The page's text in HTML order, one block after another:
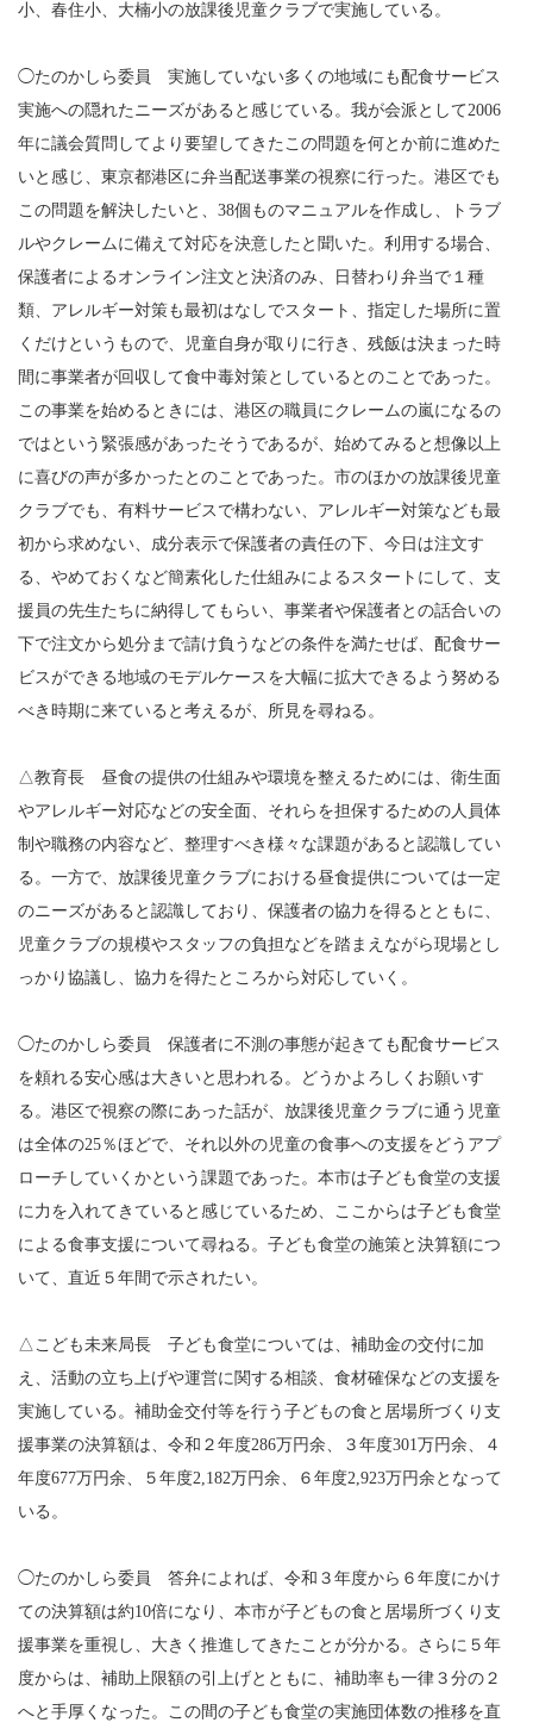
小、春住小、大楠小の放課後児童クラブで実施している。
◯たのかしら委員 実施していない多くの地域にも配食サービス
実施への隠れたニーズがあると感じている。我が会派として2006
年に議会質問してより要望してきたこの問題を何とか前に進めた
いと感じ、東京都港区に弁当配送事業の視察に行った。港区でも
この問題を解決したいと、38個ものマニュアルを作成し、トラブ
ルやクレームに備えて対応を決意したと聞いた。利用する場合、
保護者によるオンライン注文と決済のみ、日替わり弁当で１種
類、アレルギー対策も最初はなしでスタート、指定した場所に置
くだけというもので、児童自身が取りに行き、残飯は決まった時
間に事業者が回収して食中毒対策としているとのことであった。
この事業を始めるときには、港区の職員にクレームの嵐になるの
ではという緊張感があったそうであるが、始めてみると想像以上
に喜びの声が多かったとのことであった。市のほかの放課後児童
クラブでも、有料サービスで構わない、アレルギー対策なども最
初から求めない、成分表示で保護者の責任の下、今日は注文す
る、やめておくなど簡素化した仕組みによるスタートにして、支
援員の先生たちに納得してもらい、事業者や保護者との話合いの
下で注文から処分まで請け負うなどの条件を満たせば、配食サー
ビスができる地域のモデルケースを大幅に拡大できるよう努める
べき時期に来ていると考えるが、所見を尋ねる。
△教育長 昼食の提供の仕組みや環境を整えるためには、衛生面
やアレルギー対応などの安全面、それらを担保するための人員体
制や職務の内容など、整理すべき様々な課題があると認識してい
る。一方で、放課後児童クラブにおける昼食提供については一定
のニーズがあると認識しており、保護者の協力を得るとともに、
児童クラブの規模やスタッフの負担などを踏まえながら現場とし
っかり協議し、協力を得たところから対応していく。
◯たのかしら委員 保護者に不測の事態が起きても配食サービス
を頼れる安心感は大きいと思われる。どうかよろしくお願いす
る。港区で視察の際にあった話が、放課後児童クラブに通う児童
は全体の25％ほどで、それ以外の児童の食事への支援をどうアプ
ローチしていくかという課題であった。本市は子ども食堂の支援
に力を入れてきていると感じているため、ここからは子ども食堂
による食事支援について尋ねる。子ども食堂の施策と決算額につ
いて、直近５年間で示されたい。
△こども未来局長 子ども食堂については、補助金の交付に加
え、活動の立ち上げや運営に関する相談、食材確保などの支援を
実施している。補助金交付等を行う子どもの食と居場所づくり支
援事業の決算額は、令和２年度286万円余、３年度301万円余、４
年度677万円余、５年度2,182万円余、６年度2,923万円余となって
いる。
◯たのかしら委員 答弁によれば、令和３年度から６年度にかけ
ての決算額は約10倍になり、本市が子どもの食と居場所づくり支
援事業を重視し、大きく推進してきたことが分かる。さらに５年
度からは、補助上限額の引上げとともに、補助率も一律３分の２
へと手厚くなった。この間の子ども食堂の実施団体数の推移を直